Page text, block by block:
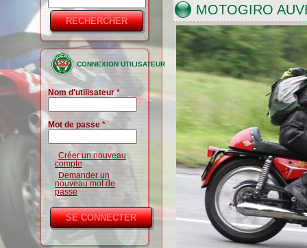
Formulaire
de
recherche
CONNEXION UTILISATEUR
Nom d'utilisateur*
Mot de passe *
Créer un nouveau
compte
Demander un
nouveau mot de
passe
MOTOGIRO